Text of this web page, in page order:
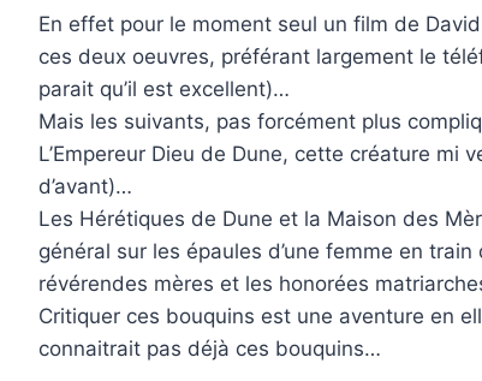
En effet pour le moment seul un film de
ces deux oeuvres, préférant largement le
parait qu’il est excellent)…
Mais les suivants, pas forcément plus
L’Empereur Dieu de Dune, cette créature
d’avant)…
Les Hérétiques de Dune et la Maison des
général sur les épaules d’une femme en
révérendes mères et les honorées
Critiquer ces bouquins est une aventure en
connaitrait pas déjà ces bouquins…